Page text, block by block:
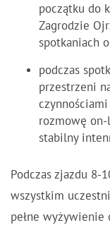
początku do
Zagrodzie
spotkaniach
podczas
przestrzeni
rozmowę on-
stabilny
Podczas zjazdu 8-
wszystkim
pełne wyżywienie